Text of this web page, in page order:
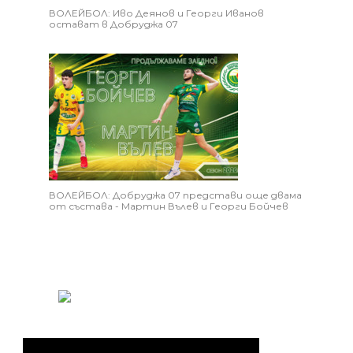
ВОЛЕЙБОЛ: Иво Деянов и Георги Иванов
остават в Добруджа 07
ВОЛЕЙБОЛ: Добруджа 07 представи още двама
от състава - Мартин Вълев и Георги Бойчев